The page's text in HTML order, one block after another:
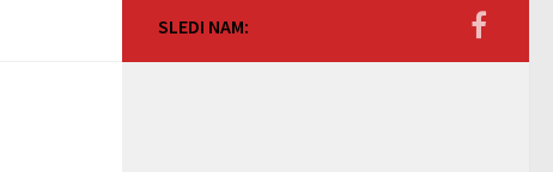
SLEDI NAM: